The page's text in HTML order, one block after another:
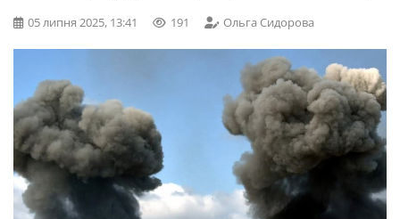
05 липня 2025, 13:41 191 Ольга Сидорова